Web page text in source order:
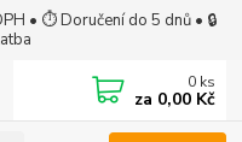
• ⏱ Doručení do 5 dnů • 🔒
0 ks
za 0,00 Kč